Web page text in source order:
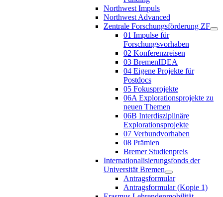
Northwest Impuls
Northwest Advanced
Zentrale Forschungsförderung ZF
01 Impulse für
Forschungsvorhaben
02 Konferenzreisen
03 BremenIDEA
04 Eigene Projekte für
Postdocs
05 Fokusprojekte
06A Explorationsprojekte zu
neuen Themen
06B Interdisziplinäre
Explorationsprojekte
07 Verbundvorhaben
08 Prämien
Bremer Studienpreis
Internationalisierungsfonds der
Universität Bremen
Antragsformular
Antragsformular (Kopie 1)